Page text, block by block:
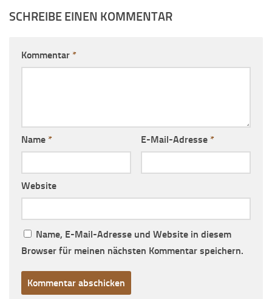
SCHREIBE EINEN KOMMENTAR
Kommentar *
Name * E-Mail-Adresse *
Website
Name, E-Mail-Adresse und Website in diesem
Browser für meinen nächsten Kommentar speichern.